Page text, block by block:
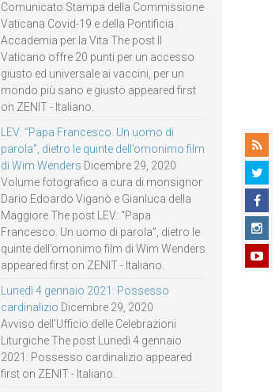
Comunicato Stampa della Commissione
Vaticana Covid-19 e della Pontificia
Accademia per la Vita The post Il
Vaticano offre 20 punti per un accesso
giusto ed universale ai vaccini, per un
mondo più sano e giusto appeared first
on ZENIT - Italiano.
LEV: “Papa Francesco. Un uomo di
parola”, dietro le quinte dell’omonimo film
di Wim Wenders Dicembre 29, 2020
Volume fotografico a cura di monsignor
Dario Edoardo Viganò e Gianluca della
Maggiore The post LEV: “Papa
Francesco. Un uomo di parola”, dietro le
quinte dell’omonimo film di Wim Wenders
appeared first on ZENIT - Italiano.
Lunedì 4 gennaio 2021: Possesso
cardinalizio Dicembre 29, 2020
Avviso dell’Ufficio delle Celebrazioni
Liturgiche The post Lunedì 4 gennaio
2021: Possesso cardinalizio appeared
first on ZENIT - Italiano.